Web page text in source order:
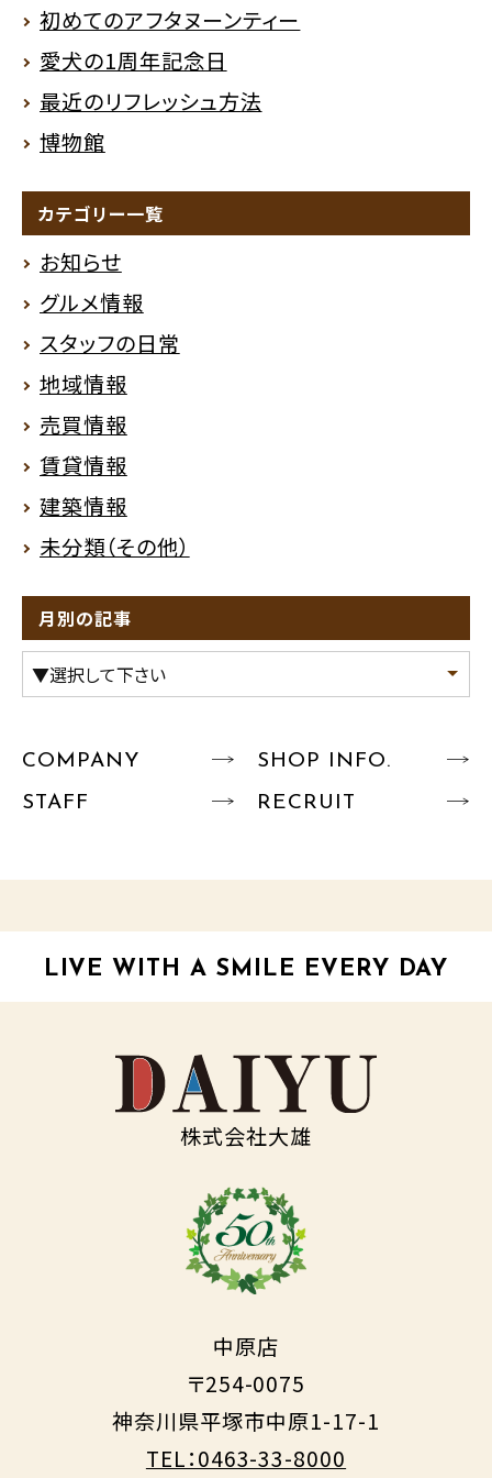
初めてのアフタヌーンティー
愛犬の1周年記念日
最近のリフレッシュ方法
博物館
カテゴリー一覧
お知らせ
グルメ情報
スタッフの日常
地域情報
売買情報
賃貸情報
建築情報
未分類（その他）
月別の記事
COMPANY
SHOP INFO.
STAFF
RECRUIT
LIVE WITH A SMILE EVERY DAY
株式会社大雄
中原店
〒254-0075
神奈川県平塚市中原1-17-1
TEL：0463-33-8000